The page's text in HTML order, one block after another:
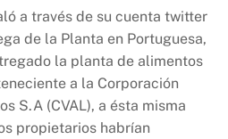
a través de su cuenta twitter
de la Planta en Portuguesa,
la planta de alimentos
a la Corporación
S.A (CVAL), a ésta misma
propietarios habrían